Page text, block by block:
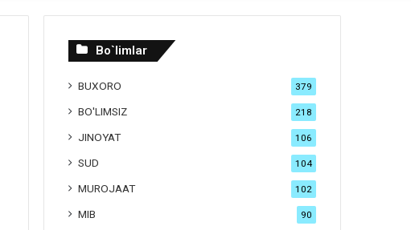
Bo`limlar
BUXORO 379
BO'LIMSIZ 218
JINOYAT 106
SUD 104
MUROJAAT 102
MIB 90